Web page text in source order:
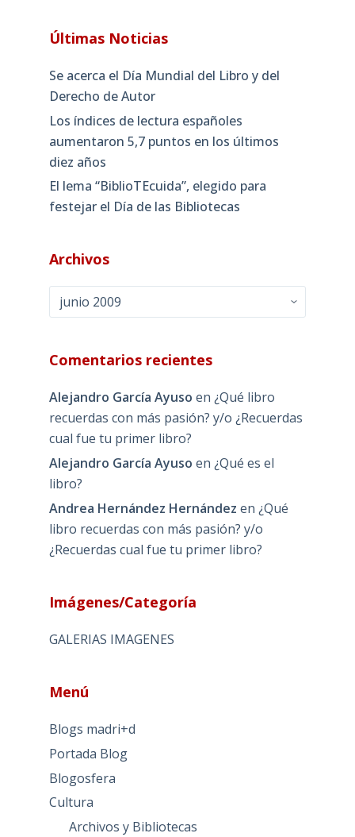
Últimas Noticias
Se acerca el Día Mundial del Libro y del
Derecho de Autor
Los índices de lectura españoles
aumentaron 5,7 puntos en los últimos
diez años
El lema “BiblioTEcuida”, elegido para
festejar el Día de las Bibliotecas
Archivos
Archivos
Comentarios recientes
Alejandro García Ayuso en ¿Qué libro
recuerdas con más pasión? y/o ¿Recuerdas
cual fue tu primer libro?
Alejandro García Ayuso en ¿Qué es el
libro?
Andrea Hernández Hernández en ¿Qué
libro recuerdas con más pasión? y/o
¿Recuerdas cual fue tu primer libro?
Imágenes/Categoría
GALERIAS IMAGENES
Menú
Blogs madri+d
Portada Blog
Blogosfera
Cultura
Archivos y Bibliotecas